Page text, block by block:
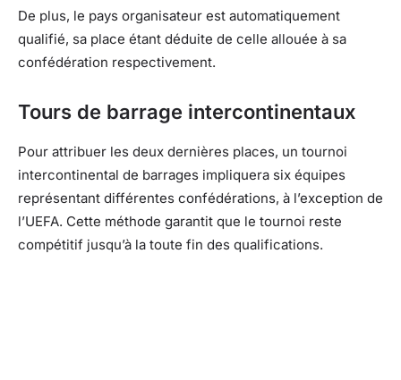
De plus, le pays organisateur est automatiquement
qualifié, sa place étant déduite de celle allouée à sa
confédération respectivement.
Tours de barrage intercontinentaux
Pour attribuer les deux dernières places, un tournoi
intercontinental de barrages impliquera six équipes
représentant différentes confédérations, à l’exception de
l’UEFA. Cette méthode garantit que le tournoi reste
compétitif jusqu’à la toute fin des qualifications.